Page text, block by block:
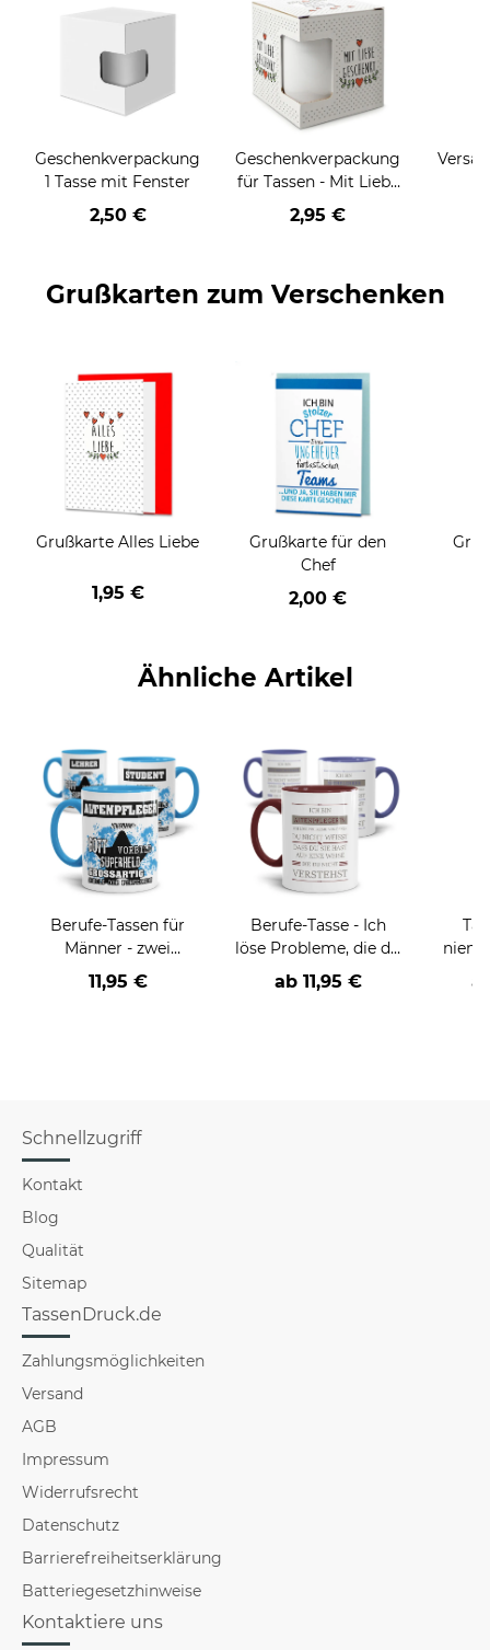
Geschenkverpackung
1 Tasse mit Fenster
2,50 €
Geschenkverpackung
für Tassen - Mit Liebe
geschenkt
2,95 €
Grußkarten zum Verschenken
Grußkarte Alles Liebe
1,95 €
Grußkarte für den
Chef
2,00 €
Ähnliche Artikel
Berufe-Tassen für
Männer - zwei
Farbvarianten
11,95 €
Berufe-Tasse - Ich
löse Probleme, die du
nicht verstehst -
verschiedene Berufe
ab 11,95 €
Schnellzugriff
Kontakt
Blog
Qualität
Sitemap
TassenDruck.de
Zahlungsmöglichkeiten
Versand
AGB
Impressum
Widerrufsrecht
Datenschutz
Barrierefreiheitserklärung
Batteriegesetzhinweise
Kontaktiere uns